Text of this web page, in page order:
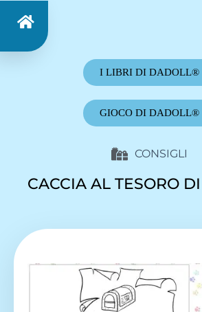
I LIBRI DI DADOLL®
GIOCO DI DADOLL®
CONSIGLI
CACCIA AL TESORO